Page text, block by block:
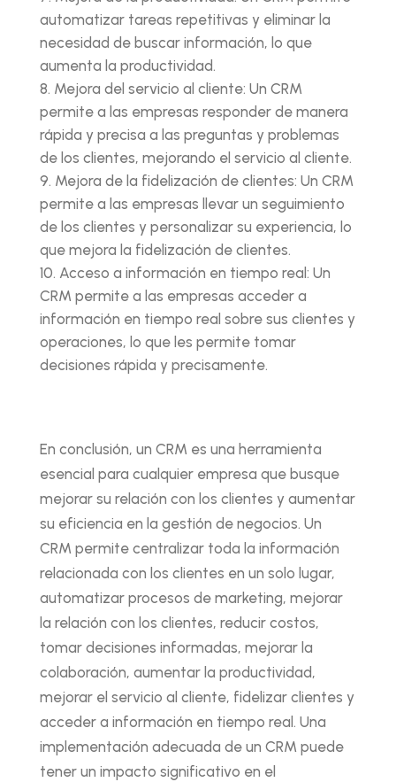
automatizar tareas repetitivas y eliminar la
necesidad de buscar información, lo que
aumenta la productividad.
Mejora del servicio al cliente: Un CRM
permite a las empresas responder de manera
rápida y precisa a las preguntas y problemas
de los clientes, mejorando el servicio al cliente.
Mejora de la fidelización de clientes: Un CRM
permite a las empresas llevar un seguimiento
de los clientes y personalizar su experiencia, lo
que mejora la fidelización de clientes.
Acceso a información en tiempo real: Un
CRM permite a las empresas acceder a
información en tiempo real sobre sus clientes y
operaciones, lo que les permite tomar
decisiones rápida y precisamente.
En conclusión, un CRM es una herramienta
esencial para cualquier empresa que busque
mejorar su relación con los clientes y aumentar
su eficiencia en la gestión de negocios. Un
CRM permite centralizar toda la información
relacionada con los clientes en un solo lugar,
automatizar procesos de marketing, mejorar
la relación con los clientes, reducir costos,
tomar decisiones informadas, mejorar la
colaboración, aumentar la productividad,
mejorar el servicio al cliente, fidelizar clientes y
acceder a información en tiempo real. Una
implementación adecuada de un CRM puede
tener un impacto significativo en el